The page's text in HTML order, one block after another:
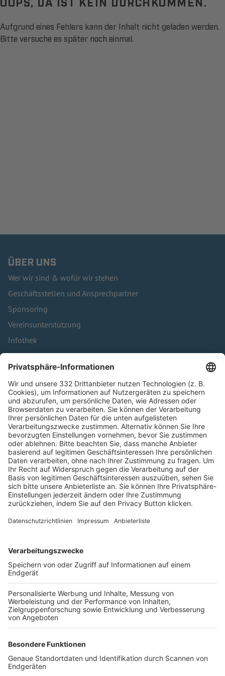
Aufgrund eines Fehlers kann der Inhalt nicht geladen werden.
Bitte versuche es später noch einmal.
ÜBER UNS
Wer wir sind & wofür wir stehen
Geschäftsstellen und Ansprechpartner
Sponsoring
Vereinsunterstützung
Infothek
Kontakt
HÄUFIG BESUCHTE SEITEN
Pässe und Vereinswechsel
Trainerausbildung
Schulungsangebot Vereinsmitarbeiter
BFV-Geschäftsstellen
Trainerbörse
Login SpielPlus
FOLGE DEM BFV
TOP-VEREINE
TOP-PARTNER